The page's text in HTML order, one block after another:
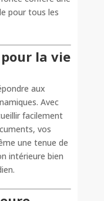
pour tous les
pour la vie
aux
Avec
facilement
vos
une tenue de
intérieure bien